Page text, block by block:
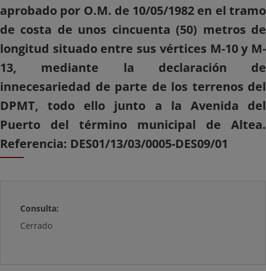
aprobado por O.M. de 10/05/1982 en el tramo
de costa de unos cincuenta (50) metros de
longitud situado entre sus vértices M-10 y M-
13, mediante la declaración de
innecesariedad de parte de los terrenos del
DPMT, todo ello junto a la Avenida del
Puerto del término municipal de Altea.
Referencia: DES01/13/03/0005-DES09/01
Consulta:
Cerrado